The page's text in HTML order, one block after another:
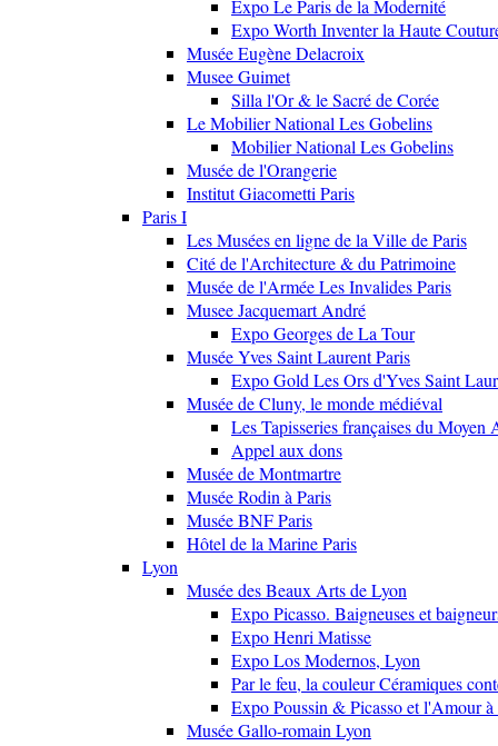
Expo Le Paris de la Modernité
Expo Worth Inventer la Haute
Musée Eugène Delacroix
Musee Guimet
Silla l'Or & le Sacré de Corée
Le Mobilier National Les Gobelins
Mobilier National Les Gobelins
Musée de l'Orangerie
Institut Giacometti Paris
Paris I
Les Musées en ligne de la Ville de Paris
Cité de l'Architecture & du Patrimoine
Musée de l'Armée Les Invalides Paris
Musee Jacquemart André
Expo Georges de La Tour
Musée Yves Saint Laurent Paris
Expo Gold Les Ors d'Yves Saint
Musée de Cluny, le monde médiéval
Les Tapisseries françaises du Moyen
Appel aux dons
Musée de Montmartre
Musée Rodin à Paris
Musée BNF Paris
Hôtel de la Marine Paris
Lyon
Musée des Beaux Arts de Lyon
Expo Picasso. Baigneuses et
Expo Henri Matisse
Expo Los Modernos, Lyon
Par le feu, la couleur Céramiques
Expo Poussin & Picasso et l'Amour
Musée Gallo-romain Lyon